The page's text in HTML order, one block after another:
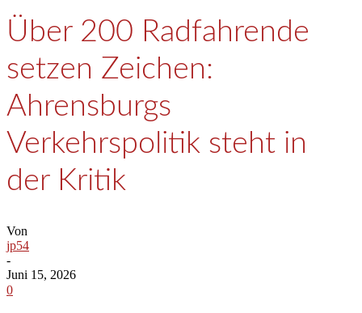
Über 200 Radfahrende
setzen Zeichen:
Ahrensburgs
Verkehrspolitik steht in
der Kritik
Von
jp54
-
Juni 15, 2026
0